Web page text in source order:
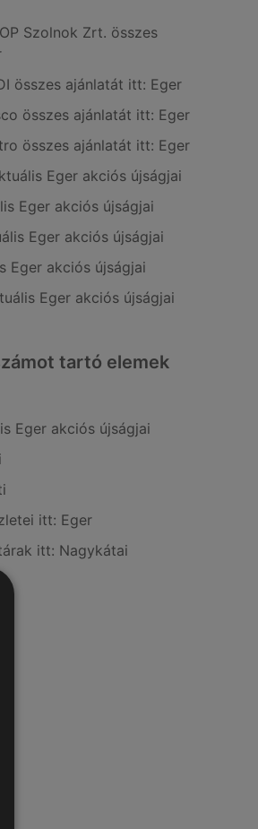
Szolnok Zrt. összes
összes ajánlatát itt: Eger
összes ajánlatát itt: Eger
összes ajánlatát itt: Eger
Eger akciós újságjai
Eger akciós újságjai
Eger akciós újságjai
Eger akciós újságjai
Eger akciós újságjai
tartó elemek
Eger akciós újságjai
itt: Eger
itt: Nagykátai